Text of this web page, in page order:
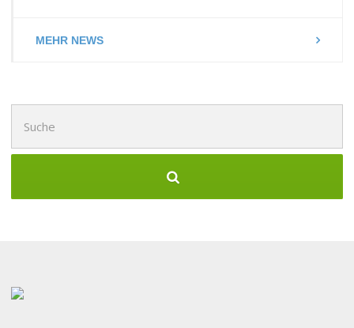
MEHR NEWS
nach: